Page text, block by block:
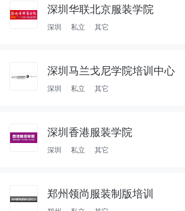
深圳华联北京服装学院
深圳 私立 其它
深圳马兰戈尼学院培训中心
深圳 私立 其它
深圳香港服装学院
深圳 私立 其它
郑州领尚服装制版培训